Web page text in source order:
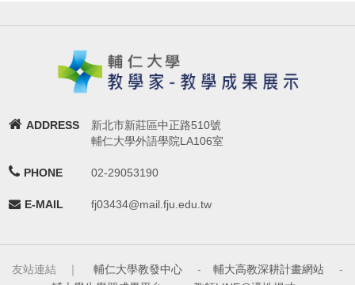
ADDRESS
新北市新莊區中正路510號
輔仁大學外語學院LA106室
PHONE 02-29053190
E-MAIL fj03434@mail.fju.edu.tw
友站連結 ｜ 輔仁大學教發中心 - 輔大高教深耕計畫網站
-